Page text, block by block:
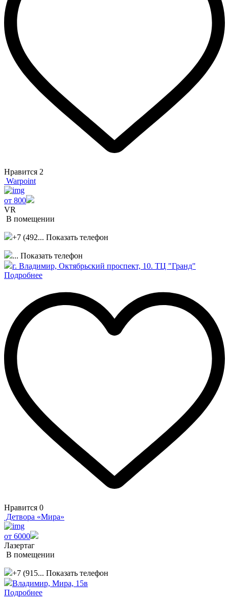
Нравится 2
Warpoint
от 800
VR
В помещении
+7 (492... Показать телефон
... Показать телефон
г. Владимир, Октябрьский проспект, 10. ТЦ "Гранд"
Подробнее
Нравится 0
Детвора «Мира»
от 6000
Лазертаг
В помещении
+7 (915... Показать телефон
Владимир, Мира, 15в
Подробнее